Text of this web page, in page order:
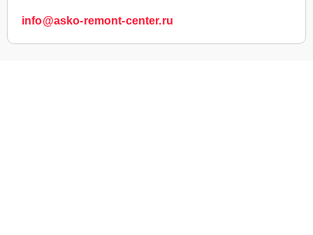
info@asko-remont-center.ru